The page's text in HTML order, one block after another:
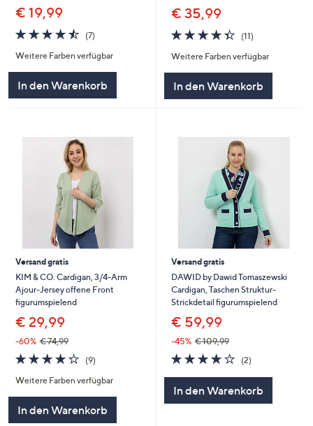
€ 19,99
4.4
von
5
(7)7
Weitere Farben verfügbar
In den Warenkorb
€ 35,99
4.4
von
5
(11)11
Weitere Farben verfügbar
In den Warenkorb
Versand gratis
KIM & CO. Cardigan, 3/4-Arm
Ajour-Jersey offene Front
figurumspielend
€ 29,99
-60% € 74,99
4.2
von
5
(9)
Weitere Farben verfügbar
In den Warenkorb
Versand gratis
DAWID by Dawid Tomaszewski
Cardigan, Taschen Struktur-
Strickdetail figurumspielend
€ 59,99
-45% € 109,99
4.0
von
(2)2
In den Warenkorb